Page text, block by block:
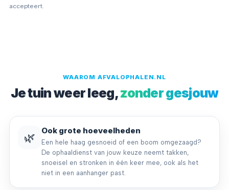
accepteert.
WAAROM AFVALOPHALEN.NL
Je tuin weer leeg,zonder gesjouw
🌿 Ook grote hoeveelheden
Een hele haag gesnoeid of een boom omgezaagd?
De ophaaldienst van jouw keuze neemt takken,
snoeisel en stronken in één keer mee, ook als het
niet in een aanhanger past.